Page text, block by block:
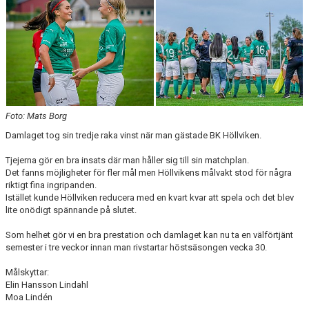
Foto: Mats Borg
Damlaget tog sin tredje raka vinst när man gästade BK Höllviken.
Tjejerna gör en bra insats där man håller sig till sin matchplan.
Det fanns möjligheter för fler mål men Höllvikens målvakt stod för några
riktigt fina ingripanden.
Istället kunde Höllviken reducera med en kvart kvar att spela och det blev
lite onödigt spännande på slutet.
Som helhet gör vi en bra prestation och damlaget kan nu ta en välförtjänt
semester i tre veckor innan man rivstartar höstsäsongen vecka 30.
Målskyttar:
Elin Hansson Lindahl
Moa Lindén